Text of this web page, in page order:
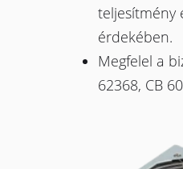
teljesítmény
érdekében.
Megfelel a
62368, CB